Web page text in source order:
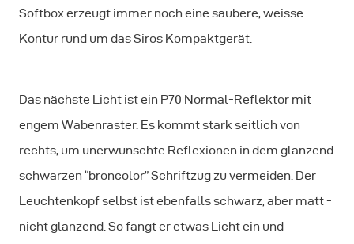
Softbox erzeugt immer noch eine saubere, weisse
Kontur rund um das Siros Kompaktgerät.
Das nächste Licht ist ein P70 Normal-Reflektor mit
engem Wabenraster. Es kommt stark seitlich von
rechts, um unerwünschte Reflexionen in dem glänzend
schwarzen “broncolor” Schriftzug zu vermeiden. Der
Leuchtenkopf selbst ist ebenfalls schwarz, aber matt -
nicht glänzend. So fängt er etwas Licht ein und